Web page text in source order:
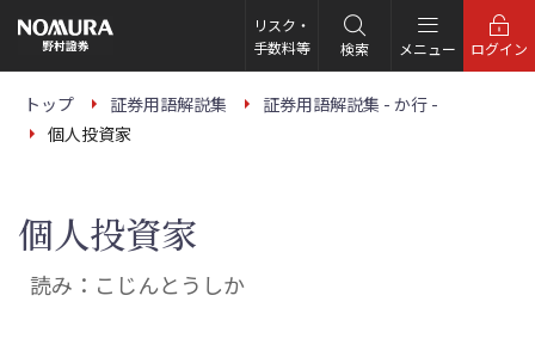
の
ー
リスク・
手数料等
検索 メニュー ログイン
トップ 証券用語解説集
証券用語解説集 - か行 -
個人投資家
個人投資家
読み：こじんとうしか